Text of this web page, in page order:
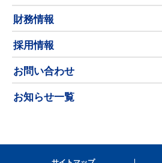
財務情報
採用情報
お問い合わせ
お知らせ一覧